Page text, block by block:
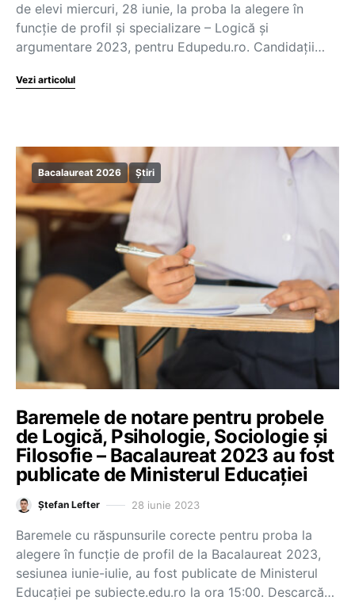
de elevi miercuri, 28 iunie, la proba la alegere în
funcție de profil și specializare – Logică și
argumentare 2023, pentru Edupedu.ro. Candidații…
Vezi articolul
Bacalaureat 2026 Știri
Baremele de notare pentru probele
de Logică, Psihologie, Sociologie și
Filosofie – Bacalaureat 2023 au fost
publicate de Ministerul Educației
Ștefan Lefter 28 iunie 2023
Baremele cu răspunsurile corecte pentru proba la
alegere în funcție de profil de la Bacalaureat 2023,
sesiunea iunie-iulie, au fost publicate de Ministerul
Educației pe subiecte.edu.ro la ora 15:00. Descarcă…